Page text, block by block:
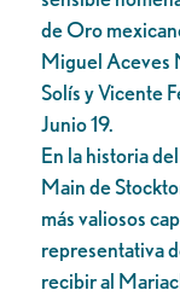
de Oro
Miguel Aceves
Solís y Vicente
Junio 19.
En la historia
Main de
más valiosos
representativa
recibir al